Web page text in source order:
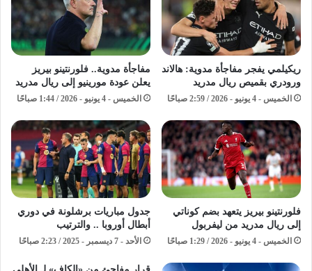
ريكيلمي يفجر مفاجأة مدوية: هالاند
ورودري بقميص ريال مدريد
الخميس - 4 يونيو - 2026 / 2:59 صباحًا
مفاجأة مدوية.. فلورنتينو بيريز
يعلن عودة مورينيو إلى ريال مدريد
الخميس - 4 يونيو - 2026 / 1:44 صباحًا
فلورنتينو بيريز يتعهد بضم كوناتي
إلى ريال مدريد من ليفربول
الخميس - 4 يونيو - 2026 / 1:29 صباحًا
جدول مباريات برشلونة في دوري
أبطال أوروبا .. والترتيب
الأحد - 7 ديسمبر - 2025 / 2:23 صباحًا